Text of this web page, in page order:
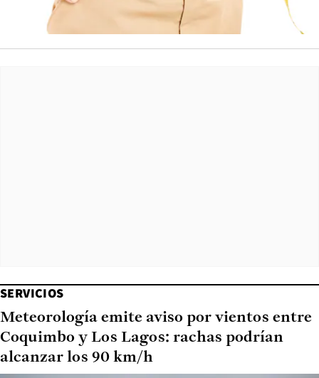
SERVICIOS
Meteorología emite aviso por vientos entre
Coquimbo y Los Lagos: rachas podrían
alcanzar los 90 km/h